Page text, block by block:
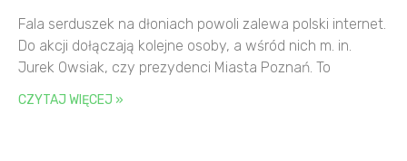
Fala serduszek na dłoniach powoli zalewa polski internet.
Do akcji dołączają kolejne osoby, a wśród nich m. in.
Jurek Owsiak, czy prezydenci Miasta Poznań. To
CZYTAJ WIĘCEJ »